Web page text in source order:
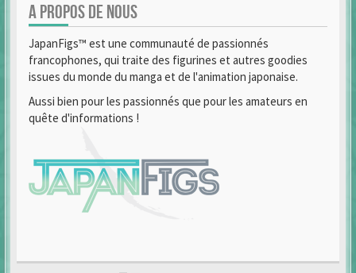
A PROPOS DE NOUS
JapanFigs™ est une communauté de passionnés
francophones, qui traite des figurines et autres goodies
issues du monde du manga et de l'animation japonaise.
Aussi bien pour les passionnés que pour les amateurs en
quête d'informations !